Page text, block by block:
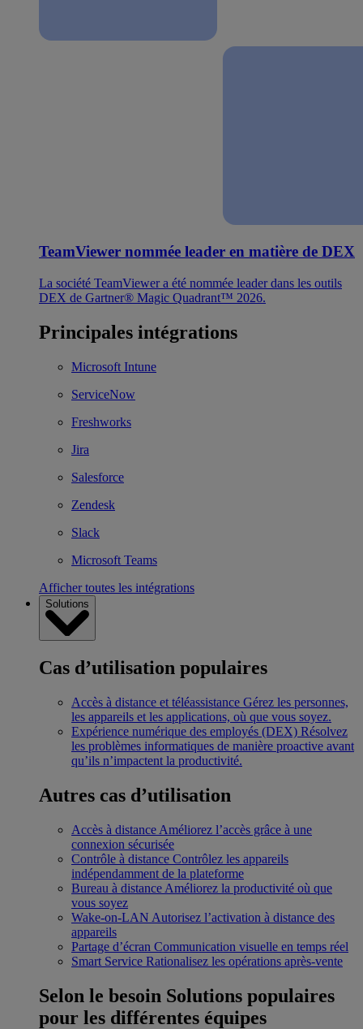
TeamViewer nommée leader en matière de DEX
La société TeamViewer a été nommée leader dans les outils
DEX de Gartner® Magic Quadrant™ 2026.
Principales intégrations
Microsoft Intune
ServiceNow
Freshworks
Jira
Salesforce
Zendesk
Slack
Microsoft Teams
Afficher toutes les intégrations
Solutions
Cas d’utilisation populaires
Accès à distance et téléassistance Gérez les personnes,
les appareils et les applications, où que vous soyez.
Expérience numérique des employés (DEX) Résolvez
les problèmes informatiques de manière proactive avant
qu’ils n’impactent la productivité.
Autres cas d’utilisation
Accès à distance Améliorez l’accès grâce à une
connexion sécurisée
Contrôle à distance Contrôlez les appareils
indépendamment de la plateforme
Bureau à distance Améliorez la productivité où que
vous soyez
Wake-on-LAN Autorisez l’activation à distance des
appareils
Partage d’écran Communication visuelle en temps réel
Smart Service Rationalisez les opérations après-vente
Selon le besoin Solutions populaires
pour les différentes équipes